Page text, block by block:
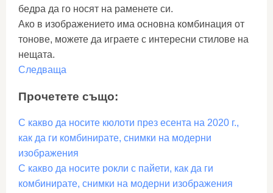
бедра да го носят на раменете си.
Ако в изображението има основна комбинация от
тонове, можете да играете с интересни стилове на
нещата.
Следваща
Прочетете също:
С какво да носите кюлоти през есента на 2020 г.,
как да ги комбинирате, снимки на модерни
изображения
С какво да носите рокли с пайети, как да ги
комбинирате, снимки на модерни изображения